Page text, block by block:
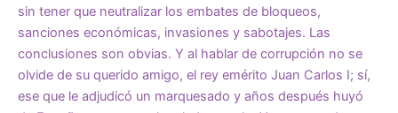
sin tener que neutralizar los embates de bloqueos,
sanciones económicas, invasiones y sabotajes. Las
conclusiones son obvias. Y al hablar de corrupción no se
olvide de su querido amigo, el rey emérito Juan Carlos I; sí,
ese que le adjudicó un marquesado y años después huyó